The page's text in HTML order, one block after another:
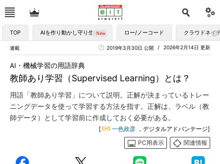
TOP AIを作り動かし守り生かす ロー/ノーコード クラウドネイ
連載 2026年2月14日 更新
2019年3月30日 公開
教師あり学習（Supervised Learning）とは？
AI・機械学習の用語辞典
用語「教師あり学習」について説明。正解が決まっているトレー
ニングデータを使って学習する方法を指す。正解は、ラベル（教
師データ）として学習前に作成しておく必要がある。
[ 一色政彦 ，デジタルアドバンテージ]
PC用表示
関連情報